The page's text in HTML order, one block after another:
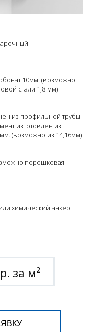
арочный
10мм. (возможно
стали 1,8 мм)
из профильной трубы
изготовлен из
(возможно из 14,16мм)
порошковая
химический анкер
р. за м²